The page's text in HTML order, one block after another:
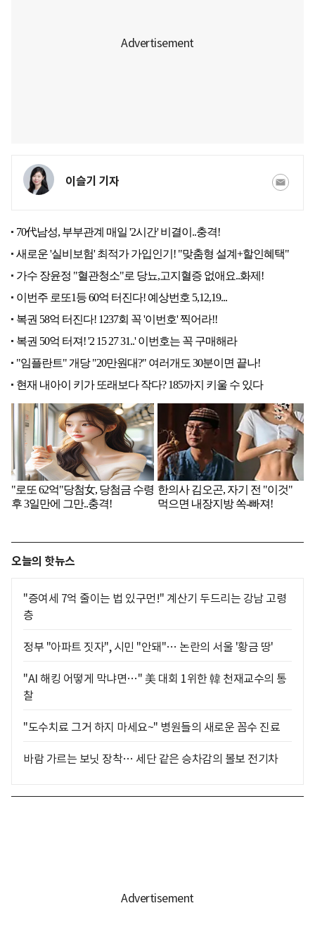
이슬기 기자
오늘의 핫뉴스
"증여세 7억 줄이는 법 있구먼!" 계산기 두드리는 강남 고령
층
정부 "아파트 짓자", 시민 "안돼"… 논란의 서울 '황금 땅'
"AI 해킹 어떻게 막냐면…" 美 대회 1위한 韓 천재교수의 통
찰
"도수치료 그거 하지 마세요~" 병원들의 새로운 꼼수 진료
바람 가르는 보닛 장착… 세단 같은 승차감의 볼보 전기차